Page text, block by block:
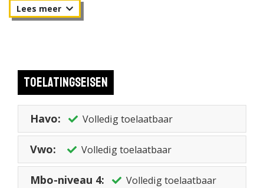
hebt. Naast de verdiepende cursussen, volg je een aantal
kunt in dit jaar een minor volgen, een stage doen of kiezen voor
een stage bij een van de bedrijven waarmee we samenwerken.
In jaar 4 ga je binnen jouw uitstroomrichting nog verder
specialiseren. Je kunt je bijvoorbeeld helemaal verdiepen in
Cybersecurity of Machine Learning. Als afsluiting van jouw
opleiding doe je in de tweede helft van het jaar een
afstudeeropdracht bij een bedrijf of organisatie.
Toelatingseisen
Havo: Volledig toelaatbaar
Vwo: Volledig toelaatbaar
Mbo-niveau 4: Volledig toelaatbaar